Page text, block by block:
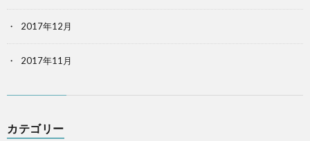
2017年12月
2017年11月
カテゴリー